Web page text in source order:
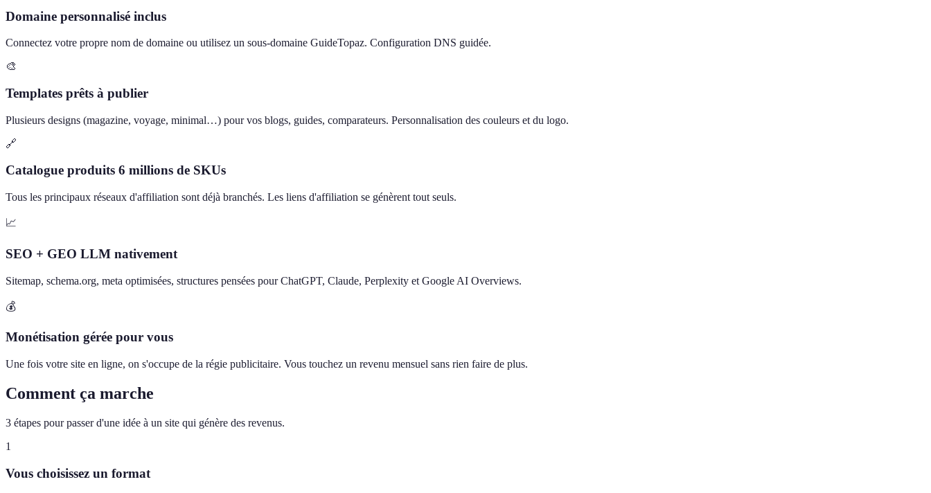
Domaine personnalisé inclus
Connectez votre propre nom de domaine ou utilisez un sous-domaine GuideTopaz. Configuration DNS guidée.
🎨
Templates prêts à publier
Plusieurs designs (magazine, voyage, minimal…) pour vos blogs, guides, comparateurs. Personnalisation des couleurs et du logo.
🔗
Catalogue produits 6 millions de SKUs
Tous les principaux réseaux d'affiliation sont déjà branchés. Les liens d'affiliation se génèrent tout seuls.
📈
SEO + GEO LLM nativement
Sitemap, schema.org, meta optimisées, structures pensées pour ChatGPT, Claude, Perplexity et Google AI Overviews.
💰
Monétisation gérée pour vous
Une fois votre site en ligne, on s'occupe de la régie publicitaire. Vous touchez un revenu mensuel sans rien faire de plus.
Comment ça marche
3 étapes pour passer d'une idée à un site qui génère des revenus.
1
Vous choisissez un format